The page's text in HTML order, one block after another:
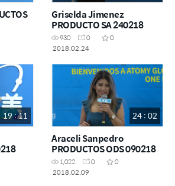
Griselda Jimenez
PRODUCTO SA 240218
930 0
0
2018.02.24
19 : 11 24 : 02
Araceli Sanpedro
PRODUCTOS ODS 090218
1,022 0
0
2018.02.09